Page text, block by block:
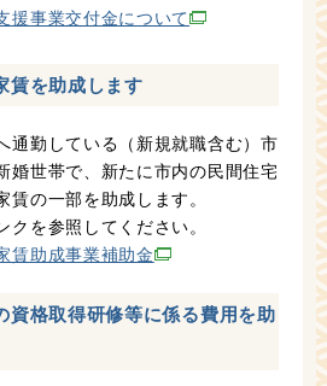
援事業交付金について
賃を助成します
通勤している（新規就職含む）市
婚世帯で、新たに市内の民間住宅
賃の一部を助成します。
クを参照してください。
賃助成事業補助金
資格取得研修等に係る費用を助